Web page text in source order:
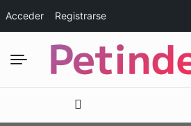
Acceder Registrarse